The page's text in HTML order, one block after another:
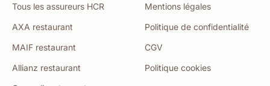
Tous les assureurs HCR
AXA restaurant
MAIF restaurant
Allianz restaurant
Mentions légales
Politique de confidentialité
CGV
Politique cookies